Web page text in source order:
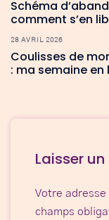
Schéma
comment s’en
28 AVRIL 2026
Coulisses de
: ma semaine en
Laisser
Votre
champs